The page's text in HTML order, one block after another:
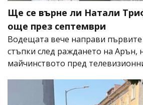
Ще се върне ли Натали
още през септември
Водещата вече направи
стъпки след раждането на Арън,
майчинството пред